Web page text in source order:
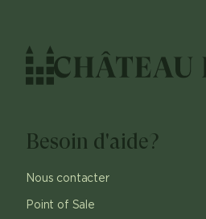
Besoin d'aide?
Nous contacter
Point of Sale